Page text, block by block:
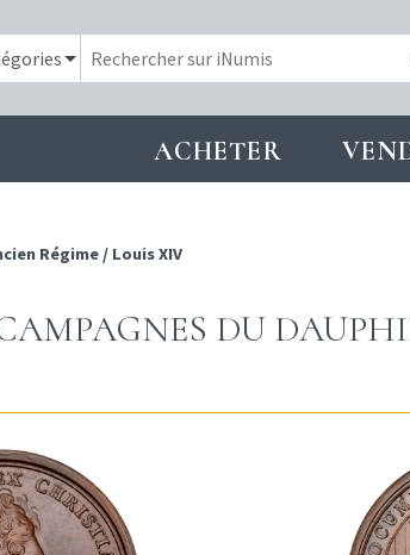
ACHETER
Régime / Louis XIV
DU